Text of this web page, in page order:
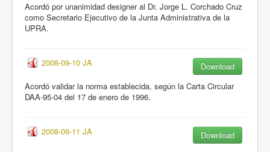
Acordó por unanimidad designer al Dr. Jorge L. Corchado Cruz
como Secretario Ejecutivo de la Junta Administrativa de la
UPRA.
2008-09-10 JA
Download
Acordó validar la norma establecida, según la Carta Circular
DAA-95-04 del 17 de enero de 1996.
2008-09-11 JA
Download